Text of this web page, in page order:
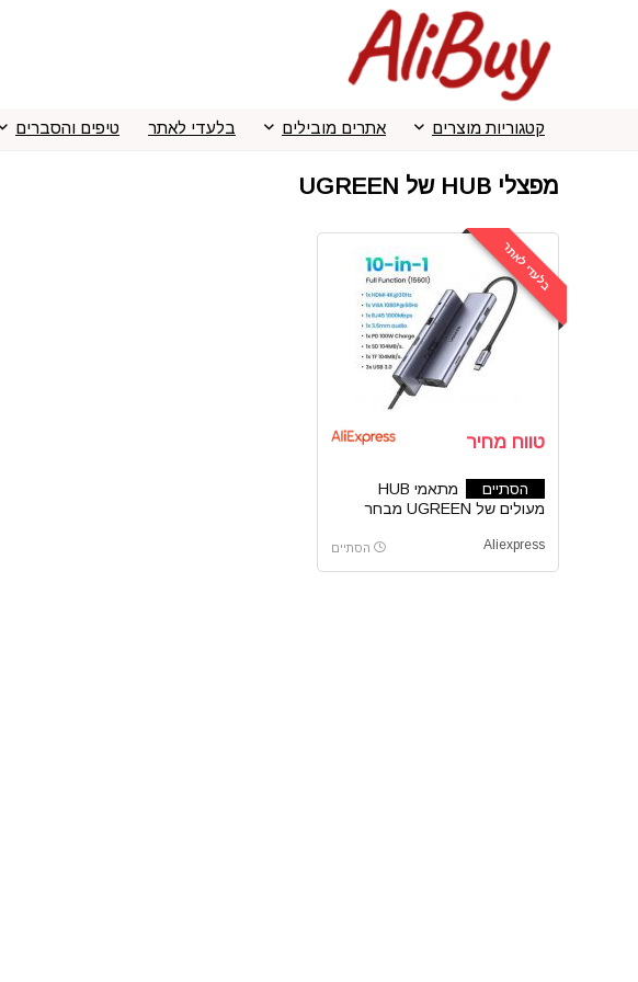
קטגוריות מוצרים אתרים מובילים בלעדי לאתר טיפים והסברים
מפצלי HUB של UGREEN
בלעדי לאתר
טווח מחיר
הסתיים
מתאמי HUB
מעולים של UGREEN מבחר
Aliexpress הסתיים